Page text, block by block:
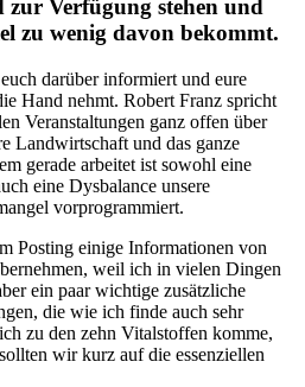
zur Verfügung stehen und
zu wenig davon bekommt.
darüber informiert und eure
Hand nehmt. Robert Franz spricht
Veranstaltungen ganz offen über
Landwirtschaft und das ganze
gerade arbeitet ist sowohl eine
eine Dysbalance unsere
vorprogrammiert.
Posting einige Informationen von
weil ich in vielen Dingen
ein paar wichtige zusätzliche
die wie ich finde auch sehr
zu den zehn Vitalstoffen komme,
wir kurz auf die essenziellen